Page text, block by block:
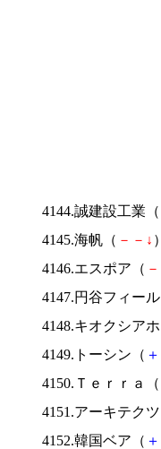
4144.誠建設工業（
4145.海帆（ － － ↓
4146.エスポア（ －
4147.円谷フィー
4148.キオクシア
4149.トーシン（ ＋
4150.Ｔｅｒｒａ（
4151.アーキテク
4152.韓国ベア（ ＋